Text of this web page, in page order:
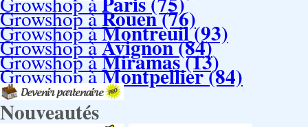
Growshop àRouen (76)
Growshop àMontreuil (93)
Growshop àAvignon (84)
Growshop àMiramas (13)
Growshop àMontpellier (84)
Nouveautés